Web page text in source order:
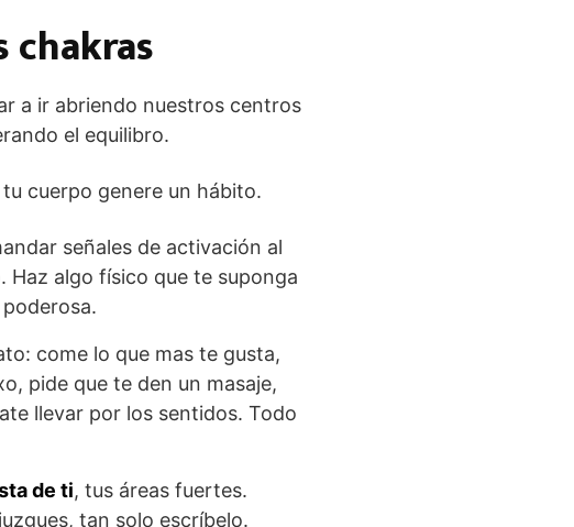
chakras
a ir abriendo nuestros centros
el equilibro.
cuerpo genere un hábito.
señales de activación al
Haz algo físico que te suponga
come lo que mas te gusta,
pide que te den un masaje,
llevar por los sentidos. Todo
de ti, tus áreas fuertes.
tan solo escríbelo.